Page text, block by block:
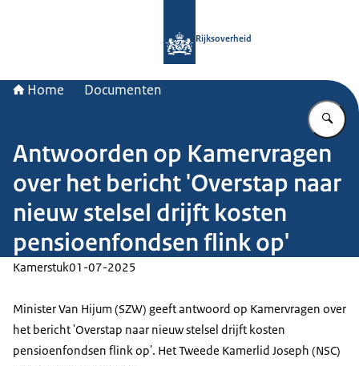
Rijksoverheid
Home Documenten
Antwoorden op Kamervragen
over het bericht 'Overstap naar
nieuw stelsel drijft kosten
pensioenfondsen flink op'
Kamerstuk01-07-2025
Minister Van Hijum (SZW) geeft antwoord op Kamervragen over
het bericht 'Overstap naar nieuw stelsel drijft kosten
pensioenfondsen flink op'. Het Tweede Kamerlid Joseph (NSC)